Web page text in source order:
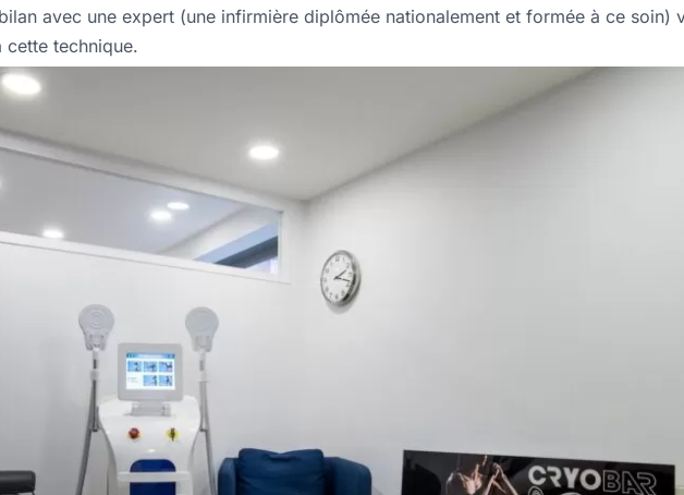
avec une expert (une infirmière diplômée nationalement et formée à ce soin)
technique.